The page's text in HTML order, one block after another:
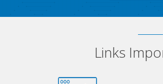
Links